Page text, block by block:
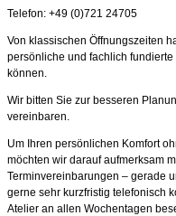
Telefon: +49 (0)721 24705
Von klassischen Öffnungszeiten
persönliche und fachlich
können.
Wir bitten Sie zur besseren
vereinbaren.
Um Ihren persönlichen Komfort
möchten wir darauf aufmerksam
Terminvereinbarungen – gerade
gerne sehr kurzfristig telefonisch
Atelier an allen Wochentagen